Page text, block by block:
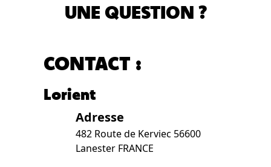
UNE QUESTION ?
CONTACT :
Lorient
Adresse
482 Route de Kerviec 56600
Lanester FRANCE